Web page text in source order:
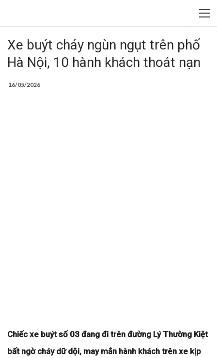
Xe buýt cháy ngùn ngụt trên phố
Hà Nội, 10 hành khách thoát nạn
16/05/2026
Chiếc xe buýt số 03 đang đi trên đường Lý Thường Kiệt
bất ngờ cháy dữ dội, may mắn hành khách trên xe kịp